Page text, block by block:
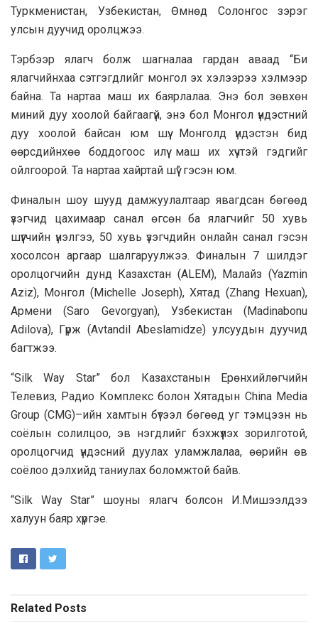
Туркменистан, Узбекистан, Өмнөд Солонгос зэрэг
улсын дуучид оролцжээ.
Тэрбээр ялагч болж шагналаа гардан аваад “Би
ялагчийнхаа сэтгэгдлийг монгол эх хэлээрээ хэлмээр
байна. Та нартаа маш их баярлалаа. Энэ бол зөвхөн
миний дуу хоолой байгаагүй, энэ бол Монгол үндэстний
дуу хоолой байсан юм шүү. Монголд үндэстэн бид
өөрсдийнхөө боддогоос илүү маш их хүчтэй гэдгийг
ойлгоорой. Та нартаа хайртай шүү” гэсэн юм.
Финалын шоу шууд дамжуулалтаар явагдсан бөгөөд
үзэгчид цахимаар санал өгсөн ба ялагчийг 50 хувь
шүүгчийн үнэлгээ, 50 хувь үзэгчдийн онлайн санал гэсэн
хосолсон аргаар шалгаруулжээ. Финалын 7 шилдэг
оролцогчийн дунд Казахстан (ALEM), Малайз (Yazmin
Aziz), Монгол (Michelle Joseph), Хятад (Zhang Hexuan),
Армени (Saro Gevorgyan), Узбекистан (Madinabonu
Adilova), Гүрж (Avtandil Abeslamidze) улсуудын дуучид
багтжээ.
“Silk Way Star” бол Казах­станын Ерөнхийлөгчийн
Телевиз, Радио Комплекc болон Хятадын China Media
Group (CMG)–ийн хамтын бүтээл бөгөөд уг тэмцээн нь
соёлын солилцоо, эв нэгдлийг бэхжүүлэх зорилготой,
оролцогчид үндэсний дуулах уламжлалаа, өөрийн өв
соёлоо дэлхийд таниулах боломжтой байв.
“Silk Way Star” шоуны ялагч болсон И.Мишээлдээ
халуун баяр хүргэе.
Related Posts